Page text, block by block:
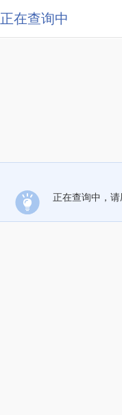
正在查询中
正在查询中，